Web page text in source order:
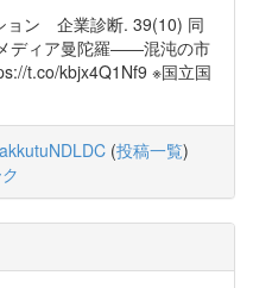
ョン 企業診断. 39(10) 同
ディア曼陀羅――混沌の市
t.co/kbjx4Q1Nf9 ※国立国
(投稿一覧)